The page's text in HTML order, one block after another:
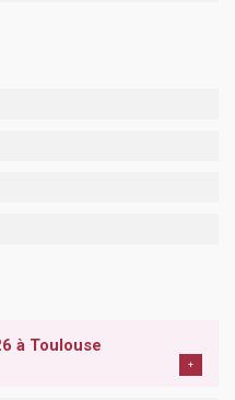
à Toulouse
+